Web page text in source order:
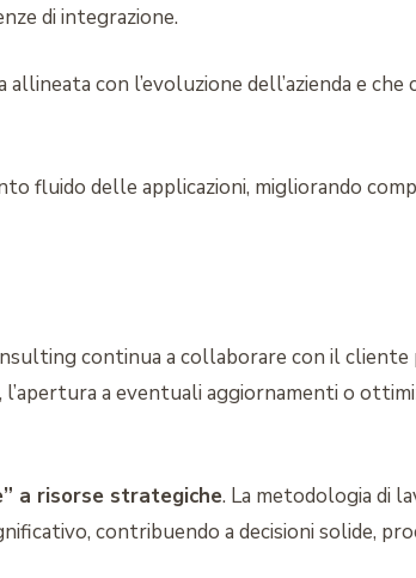
di integrazione.
con l’evoluzione dell’azienda e
fluido delle applicazioni, migliorando
continua a collaborare con il
a eventuali aggiornamenti o
a risorse strategiche. La metodologia di
contribuendo a decisioni solide,